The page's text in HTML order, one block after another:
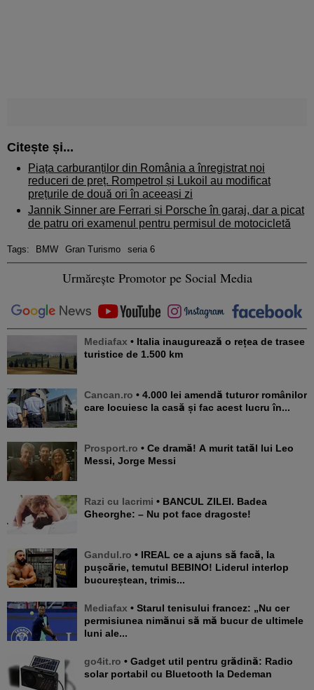
Citește și...
Piața carburanților din România a înregistrat noi
reduceri de preț. Rompetrol și Lukoil au modificat
prețurile de două ori în aceeași zi
Jannik Sinner are Ferrari și Porsche în garaj, dar a picat
de patru ori examenul pentru permisul de motocicletă
Tags: BMW Gran Turismo seria 6
Urmărește Promotor pe Social Media
Mediafax • Italia inaugurează o rețea de trasee
turistice de 1.500 km
Cancan.ro • 4.000 lei amendă tuturor românilor
care locuiesc la casă și fac acest lucru în...
Prosport.ro • Ce dramă! A murit tatăl lui Leo
Messi, Jorge Messi
Razi cu lacrimi • BANCUL ZILEI. Badea
Gheorghe: – Nu pot face dragoste!
Gandul.ro • IREAL ce a ajuns să facă, la
pușcărie, temutul BEBINO! Liderul interlop
bucureștean, trimis...
Mediafax • Starul tenisului francez: „Nu cer
permisiunea nimănui să mă bucur de ultimele
luni ale...
go4it.ro • Gadget util pentru grădină: Radio
solar portabil cu Bluetooth la Dedeman